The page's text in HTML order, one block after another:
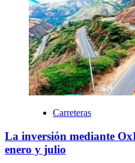
Carreteras
La inversión mediante
enero y julio